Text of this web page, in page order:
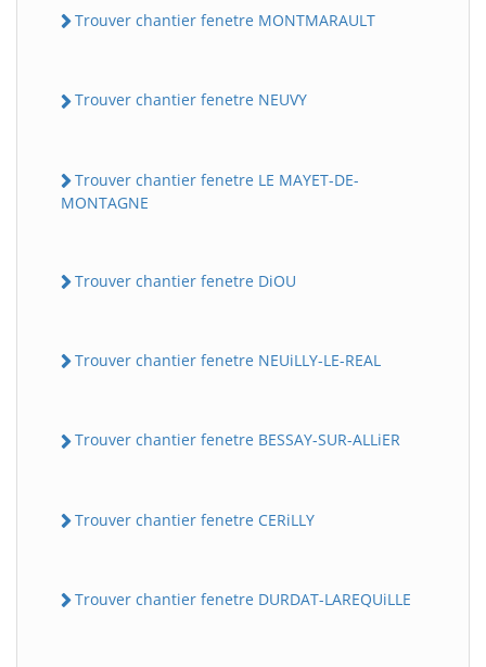
Trouver chantier fenetre MONTMARAULT
Trouver chantier fenetre NEUVY
Trouver chantier fenetre LE MAYET-DE-
MONTAGNE
Trouver chantier fenetre DiOU
Trouver chantier fenetre NEUiLLY-LE-REAL
Trouver chantier fenetre BESSAY-SUR-ALLiER
Trouver chantier fenetre CERiLLY
Trouver chantier fenetre DURDAT-LAREQUiLLE